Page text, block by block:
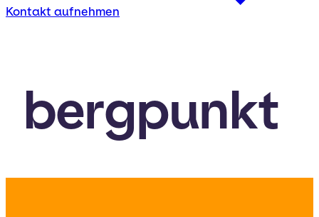
Kontakt aufnehmen
bergpunkt